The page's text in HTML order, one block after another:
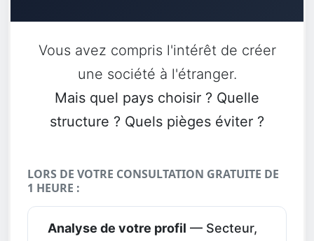
Vous avez compris l'intérêt de créer
une société à l'étranger.
Mais quel pays choisir ? Quelle
structure ? Quels pièges éviter ?
LORS DE VOTRE CONSULTATION GRATUITE DE
1 HEURE :
Analyse de votre profil — Secteur,